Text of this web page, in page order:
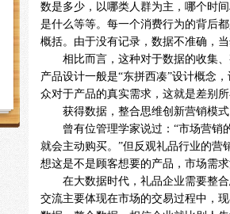
数是多少，以哪类人群为主，哪个时
是什么等等。每一个消费行为的背后
概括。由于没有记录，数据不准确，
相比而言，这种对于数据的收集
产品设计一般是“东拼西凑”设计概念
众对于产品的真实需求，这就是差别所
获得数据，整合思维创新营销模式
曾有位管理学家说过： “市场营销
就会主动购买。”但反观礼品行业的营
想这是不是顾客想要的产品，市场需
在大数据时代，礼品企业需要整
交流主要体现在市场的交易过程中，